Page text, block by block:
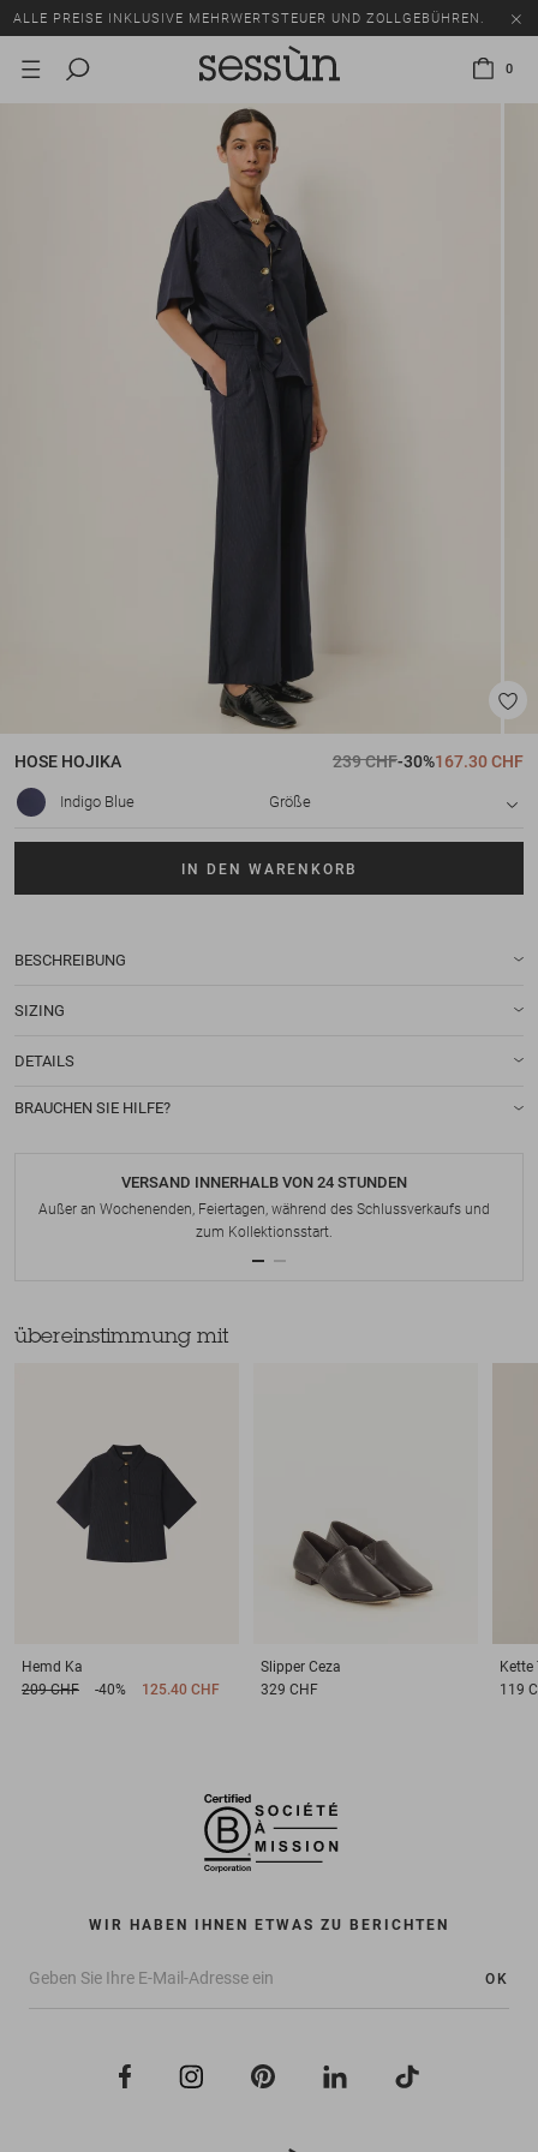
ALLE PREISE INKLUSIVE MEHRWERTSTEUER UND ZOLLGEBÜHREN.
SALE: BIS ZU -50% AUF EINE AUSWAHL AN ARTIKELN.
0
HOSE HOJIKA 239 CHF-30%167.30 CHF
Indigo Blue Größe
IN DEN WARENKORB
BESCHREIBUNG
SIZING
DETAILS
BRAUCHEN SIE HILFE?
VERSAND INNERHALB VON 24 STUNDEN
Außer an Wochenenden, Feiertagen, während des Schlussverkaufs und
zum Kollektionsstart.
übereinstimmung mit
Hemd Ka
209 CHF
-40% 125.40 CHF
Slipper Ceza
329 CHF
Kette
119
WIR HABEN IHNEN ETWAS ZU BERICHTEN
OK